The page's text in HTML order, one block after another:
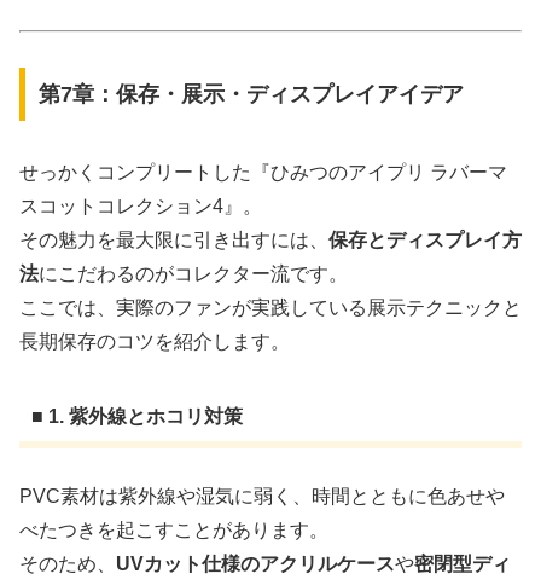
第7章：保存・展示・ディスプレイアイデア
せっかくコンプリートした『ひみつのアイプリ ラバーマ
スコットコレクション4』。
その魅力を最大限に引き出すには、 保存とディスプレイ方
法にこだわるのがコレクター流です。
ここでは、実際のファンが実践している展示テクニックと
長期保存のコツを紹介します。
■ 1. 紫外線とホコリ対策
PVC素材は紫外線や湿気に弱く、時間とともに色あせや
べたつきを起こすことがあります。
そのため、 UVカット仕様のアクリルケースや密閉型ディ